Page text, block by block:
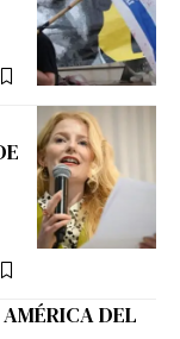
DEL